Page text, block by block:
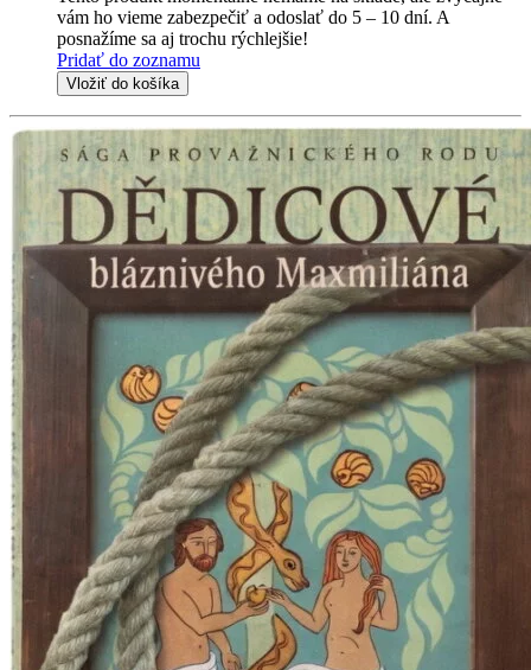
vám ho vieme zabezpečiť a odoslať do 5 – 10 dní. A
posnažíme sa aj trochu rýchlejšie!
Pridať do zoznamu
Vložiť do košíka